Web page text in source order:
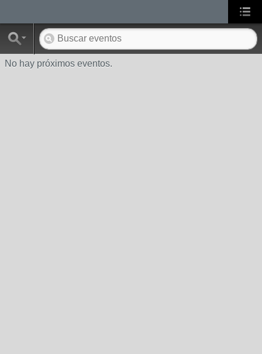
No hay próximos eventos.